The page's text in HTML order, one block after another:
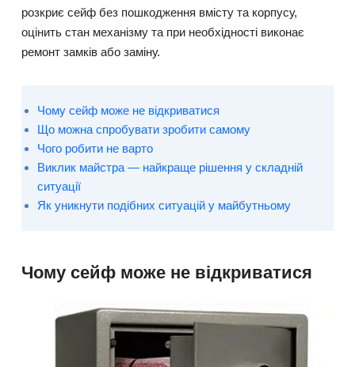
розкриє сейф без пошкодження вмісту та корпусу,
оцінить стан механізму та при необхідності виконає
ремонт замків або заміну.
Чому сейф може не відкриватися
Що можна спробувати зробити самому
Чого робити не варто
Виклик майстра — найкраще рішення у складній
ситуації
Як уникнути подібних ситуацій у майбутньому
Чому сейф може не відкриватися